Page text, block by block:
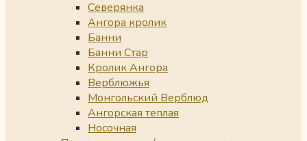
Северянка
Ангора кролик
Банни
Банни Стар
Кролик Ангора
Верблюжья
Монгольский Верблюд
Ангорская теплая
Носочная